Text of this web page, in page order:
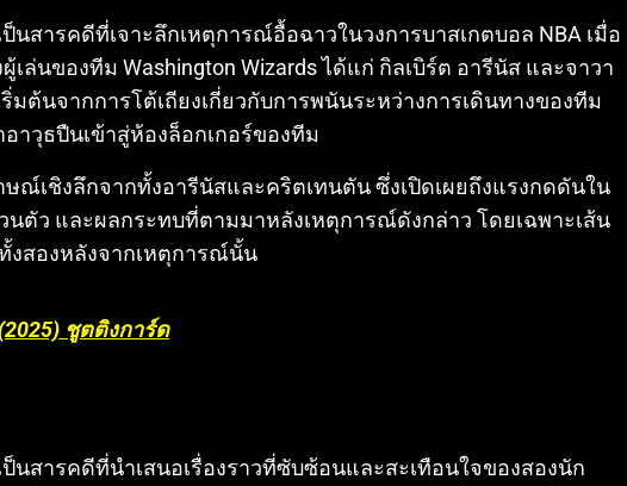
ป็นสารคดีที่เจาะลึกเหตุการณ์อื้อฉาวในวงการบาสเกตบอล NBA เมื่อ
เล่นของทีม Washington Wizards ได้แก่ กิลเบิร์ต อารีนัส และจาวา
มต้นจากการโต้เถียงเกี่ยวกับการพนันระหว่างการเดินทางของทีม
าวุธปืนเข้าสู่ห้องล็อกเกอร์ของทีม
ณ์เชิงลึกจากทั้งอารีนัสและคริตเทนตัน ซึ่งเปิดเผยถึงแรงกดดันใน
นตัว และผลกระทบที่ตามมาหลังเหตุการณ์ดังกล่าว โดยเฉพาะเส้น
สองหลังจากเหตุการณ์นั้น
ชูตติงการ์ด
ป็นสารคดีที่นำเสนอเรื่องราวที่ซับซ้อนและสะเทือนใจของสองนัก